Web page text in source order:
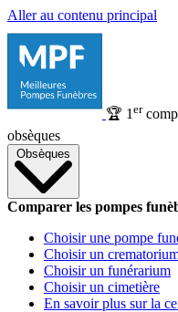
Aller au contenu principal
🏆 1 er
obsèques
Obsèques
Comparer les pompes
Choisir une pompe
Choisir un
Choisir un funérarium
Choisir un cimetière
En savoir plus sur la